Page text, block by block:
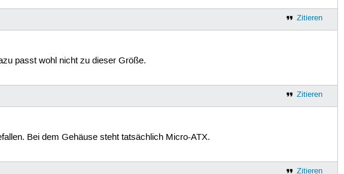
Zitieren
passt wohl nicht zu dieser Größe.
Zitieren
Bei dem Gehäuse steht tatsächlich Micro-ATX.
Zitieren